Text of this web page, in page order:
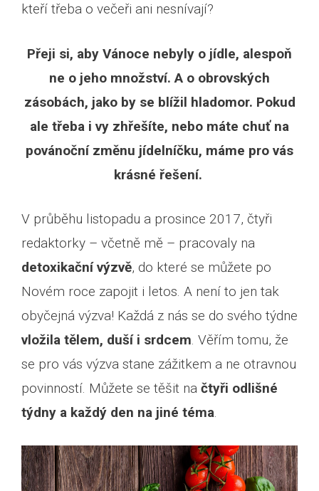
kteří třeba o večeři ani nesnívají?
Přeji si, aby Vánoce nebyly o jídle, alespoň
ne o jeho množství. A o obrovských
zásobách, jako by se blížil hladomor. Pokud
ale třeba i vy zhřešíte, nebo máte chuť na
povánoční změnu jídelníčku, máme pro vás
krásné řešení.
V průběhu listopadu a prosince 2017, čtyři
redaktorky – včetně mě – pracovaly na
detoxikační výzvě, do které se můžete po
Novém roce zapojit i letos. A není to jen tak
obyčejná výzva! Každá z nás se do svého týdne
vložila tělem, duší i srdcem. Věřím tomu, že
se pro vás výzva stane zážitkem a ne otravnou
povinností. Můžete se těšit na čtyři odlišné
týdny a každý den na jiné téma.